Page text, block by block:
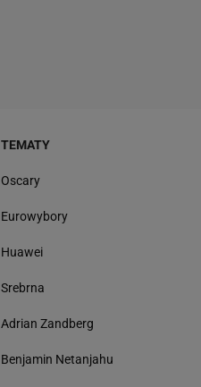
TEMATY
Oscary
Eurowybory
Huawei
Srebrna
Adrian Zandberg
Benjamin Netanjahu